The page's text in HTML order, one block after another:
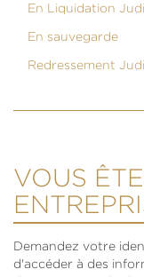
En Liquidation
En sauvegarde
Redressement
VOUS
Demandez votre
d'accéder à des